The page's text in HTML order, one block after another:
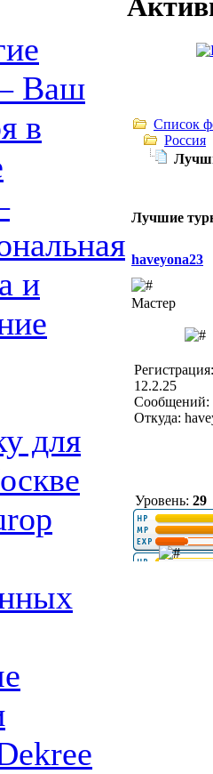
Ваш
в
и
для
Список
Россия
Лучшие
haveyona23
Мастер
Регистрация:
12.2.25
Сообщений:
Откуда:
Уровень: 29